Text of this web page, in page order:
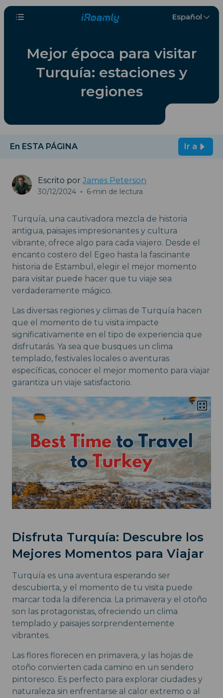
Español
Mejor época para visitar
Turquía: estaciones y
regiones
En ESTA PÁGINA Ir a
Escrito por James Peterson
30/12/2024 • 6-min de lectura
Turquía, una cautivadora mezcla de historia
antigua, paisajes impresionantes y cultura
vibrante, ofrece algo para cada viajero. Desde el
encanto costero del Egeo hasta la fascinante
historia de Estambul, elegir el mejor momento
para visitar puede hacer que tu viaje sea
verdaderamente mágico.
Las diversas regiones y climas de Turquía hacen
que el momento de tu visita impacte
significativamente en el tipo de experiencia que
disfrutarás. Ya sea que busques un clima
templado, festivales locales o aventuras
específicas, conocer el mejor momento para viajar
garantiza un viaje satisfactorio.
Disfruta Turquía: Descubre los
Mejores Momentos para Viajar
Turquía es una aventura esperando ser
descubierta, y el momento de tu visita puede
marcar toda la diferencia. La primavera y el otoño
son las protagonistas, ofreciendo un clima
templado y paisajes sorprendentemente
vibrantes.
Las flores florecen en primavera, y las hojas de
otoño convierten cada camino en un sendero
pintoresco. Es perfecto para explorar ciudades y
naturaleza sin enfrentarse al calor extremo o al